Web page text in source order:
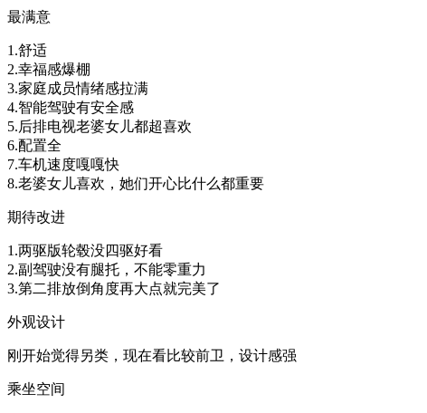
最满意
1.舒适
2.幸福感爆棚
3.家庭成员情绪感拉满
4.智能驾驶有安全感
5.后排电视老婆女儿都超喜欢
6.配置全
7.车机速度嘎嘎快
8.老婆女儿喜欢，她们开心比什么都重要
期待改进
1.两驱版轮毂没四驱好看
2.副驾驶没有腿托，不能零重力
3.第二排放倒角度再大点就完美了
外观设计
刚开始觉得另类，现在看比较前卫，设计感强
乘坐空间